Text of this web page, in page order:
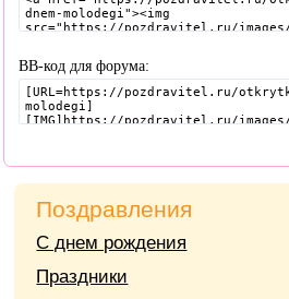
BB-код для форума:
Поздравления
С днем рождения
Праздники